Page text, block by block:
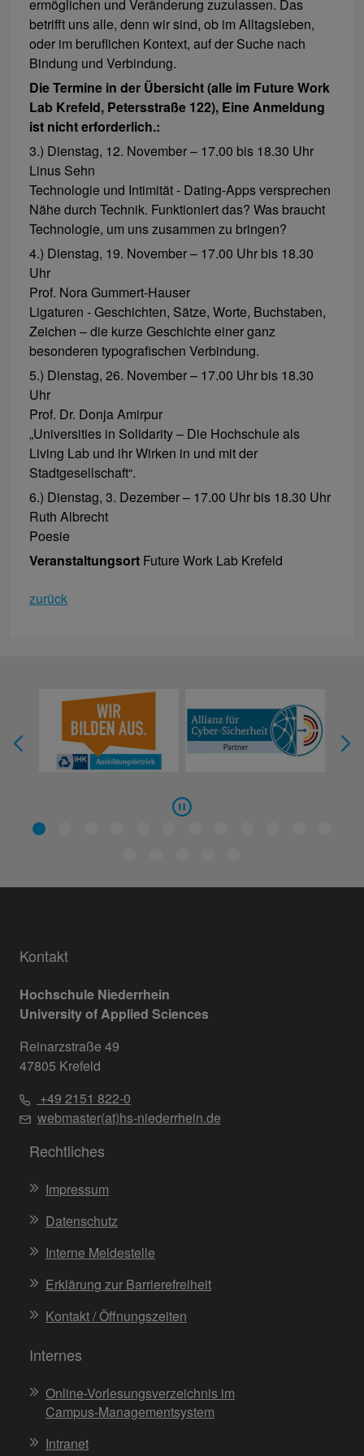
ermöglichen und Veränderung zuzulassen. Das
betrifft uns alle, denn wir sind, ob im Alltagsleben,
oder im beruflichen Kontext, auf der Suche nach
Bindung und Verbindung.
Die Termine in der Übersicht (alle im Future Work
Lab Krefeld, Petersstraße 122), Eine Anmeldung
ist nicht erforderlich.:
3.) Dienstag, 12. November – 17.00 bis 18.30 Uhr
Linus Sehn
Technologie und Intimität - Dating-Apps versprechen
Nähe durch Technik. Funktioniert das? Was braucht
Technologie, um uns zusammen zu bringen?
4.) Dienstag, 19. November – 17.00 Uhr bis 18.30
Uhr
Prof. Nora Gummert-Hauser
Ligaturen - Geschichten, Sätze, Worte, Buchstaben,
Zeichen – die kurze Geschichte einer ganz
besonderen typografischen Verbindung.
5.) Dienstag, 26. November – 17.00 Uhr bis 18.30
Uhr
Prof. Dr. Donja Amirpur
„Universities in Solidarity – Die Hochschule als
Living Lab und ihr Wirken in und mit der
Stadtgesellschaft“.
6.) Dienstag, 3. Dezember – 17.00 Uhr bis 18.30 Uhr
Ruth Albrecht
Poesie
Veranstaltungsort Future Work Lab Krefeld
zurück
Kontakt
Hochschule Niederrhein
University of Applied Sciences
Reinarzstraße 49
47805 Krefeld
+49 2151 822-0
webmaster(at)hs-niederrhein.de
Rechtliches
Impressum
Datenschutz
Interne Meldestelle
Erklärung zur Barrierefreiheit
Kontakt / Öffnungszeiten
Internes
Online-Vorlesungsverzeichnis im
Campus-Managementsystem
Intranet